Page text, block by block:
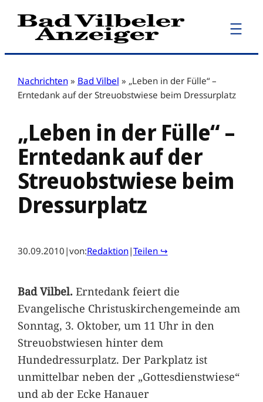
Zum
Inhalt
Nachrichten » Bad Vilbel » „Leben in der Fülle“ –
Erntedank auf der Streuobstwiese beim Dressurplatz
„Leben in der Fülle“ –
Erntedank auf der
Streuobstwiese beim
Dressurplatz
30.09.2010 |von:Redaktion|Teilen ↪
Bad Vilbel.Erntedank feiert die
Evangelische Christuskirchengemeinde am
Sonntag, 3. Oktober, um 11 Uhr in den
Streuobstwiesen hinter dem
Hundedressurplatz. Der Parkplatz ist
unmittelbar neben der „Gottesdienstwiese“
und ab der Ecke Hanauer